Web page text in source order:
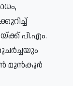
പി.എം.
മുന്‍കൂര്‍